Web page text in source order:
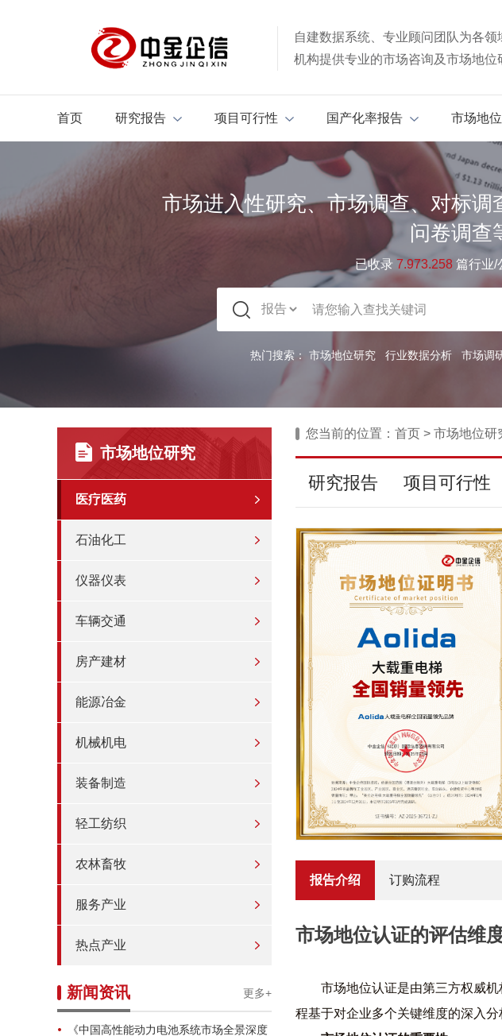
自建数据系统、专业顾问团队为各领
机构提供专业的市场咨询及市场地位
首页 研究报告 项目可行性 国产化率报告 市场地
市场进入性研究、市场调查、对标
问卷调查
已收录 7.973.258 篇行业/
热门搜索： 市场地位研究 行业数据分析 市场调
市场地位研究
医疗医药
石油化工
仪器仪表
车辆交通
房产建材
能源冶金
机械机电
装备制造
轻工纺织
农林畜牧
服务产业
热点产业
新闻资讯 更多+
《中国高性能动力电池系统市场全景深度
您当前的位置： 首页 > 市场地位研
研究报告 项目可行性
报告介绍 订购流程
市场地位认证的评估维
市场地位认证是由第三方权威
程基于对企业多个关键维度的深入